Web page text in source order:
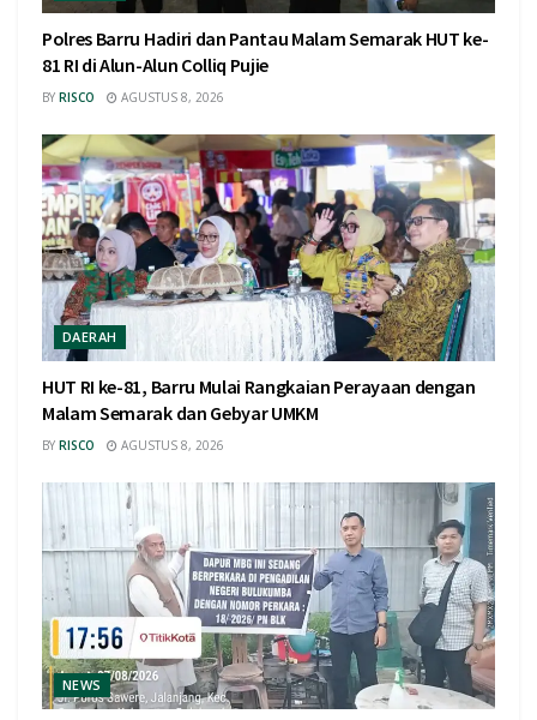
Polres Barru Hadiri dan Pantau Malam Semarak HUT ke-
81 RI di Alun-Alun Colliq Pujie
BY RISCO AGUSTUS 8, 2026
DAERAH
HUT RI ke-81, Barru Mulai Rangkaian Perayaan dengan
Malam Semarak dan Gebyar UMKM
BY RISCO AGUSTUS 8, 2026
NEWS